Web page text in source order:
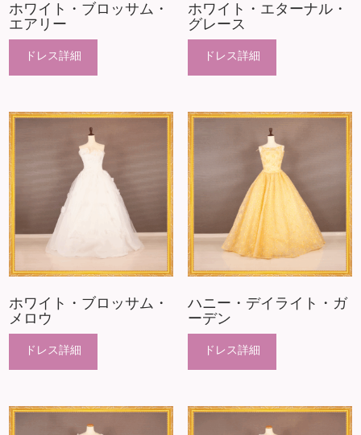
ホワイト・ブロッサム・
エアリー
ホワイト・エターナル・
グレース
ホワイト・ブロッサム・
メロウ
ハニー・デイライト・ガ
ーデン